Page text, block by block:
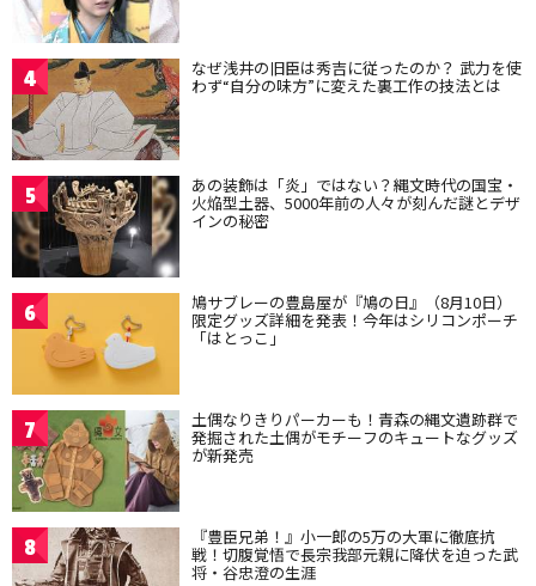
4 なぜ浅井の旧臣は秀吉に従ったのか？ 武力を使
わず“自分の味方”に変えた裏工作の技法とは
5 あの装飾は「炎」ではない？縄文時代の国宝・
火焔型土器、5000年前の人々が刻んだ謎とデザ
インの秘密
6 鳩サブレーの豊島屋が『鳩の日』（8月10日）
限定グッズ詳細を発表！今年はシリコンポーチ
「はとっこ」
7 土偶なりきりパーカーも！青森の縄文遺跡群で
発掘された土偶がモチーフのキュートなグッズ
が新発売
8 『豊臣兄弟！』小一郎の5万の大軍に徹底抗
戦！切腹覚悟で長宗我部元親に降伏を迫った武
将・谷忠澄の生涯